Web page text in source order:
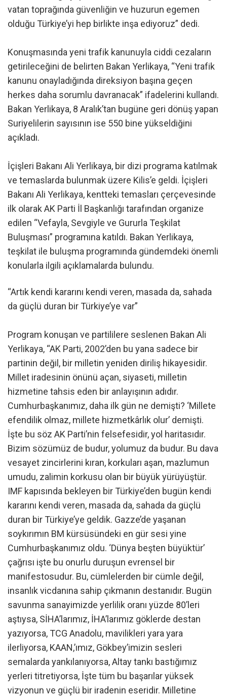
vatan toprağında güvenliğin ve huzurun egemen
olduğu Türkiye’yi hep birlikte inşa ediyoruz” dedi.
Konuşmasında yeni trafik kanunuyla ciddi cezaların
getirileceğini de belirten Bakan Yerlikaya, “Yeni trafik
kanunu onayladığında direksiyon başına geçen
herkes daha sorumlu davranacak” ifadelerini kullandı.
Bakan Yerlikaya, 8 Aralık’tan bugüne geri dönüş yapan
Suriyelilerin sayısının ise 550 bine yükseldiğini
açıkladı.
İçişleri Bakanı Ali Yerlikaya, bir dizi programa katılmak
ve temaslarda bulunmak üzere Kilis’e geldi. İçişleri
Bakanı Ali Yerlikaya, kentteki temasları çerçevesinde
ilk olarak AK Parti İl Başkanlığı tarafından organize
edilen “Vefayla, Sevgiyle ve Gururla Teşkilat
Buluşması” programına katıldı. Bakan Yerlikaya,
teşkilat ile buluşma programında gündemdeki önemli
konularla ilgili açıklamalarda bulundu.
“Artık kendi kararını kendi veren, masada da, sahada
da güçlü duran bir Türkiye’ye var”
Program konuşan ve partililere seslenen Bakan Ali
Yerlikaya, “AK Parti, 2002’den bu yana sadece bir
partinin değil, bir milletin yeniden diriliş hikayesidir.
Millet iradesinin önünü açan, siyaseti, milletin
hizmetine tahsis eden bir anlayışının adıdır.
Cumhurbaşkanımız, daha ilk gün ne demişti? ‘Millete
efendilik olmaz, millete hizmetkârlık olur’ demişti.
İşte bu söz AK Parti’nin felsefesidir, yol haritasıdır.
Bizim sözümüz de budur, yolumuz da budur. Bu dava
vesayet zincirlerini kıran, korkuları aşan, mazlumun
umudu, zalimin korkusu olan bir büyük yürüyüştür.
IMF kapısında bekleyen bir Türkiye’den bugün kendi
kararını kendi veren, masada da, sahada da güçlü
duran bir Türkiye’ye geldik. Gazze’de yaşanan
soykırımın BM kürsüsündeki en gür sesi yine
Cumhurbaşkanımız oldu. ‘Dünya beşten büyüktür’
çağrısı işte bu onurlu duruşun evrensel bir
manifestosudur. Bu, cümlelerden bir cümle değil,
insanlık vicdanına sahip çıkmanın destanıdır. Bugün
savunma sanayimizde yerlilik oranı yüzde 80’leri
aştıysa, SİHA’larımız, İHA’larımız göklerde destan
yazıyorsa, TCG Anadolu, mavilikleri yara yara
ilerliyorsa, KAAN,’ımız, Gökbey’imizin sesleri
semalarda yankılanıyorsa, Altay tankı bastığımız
yerleri titretiyorsa, İşte tüm bu başarılar yüksek
vizyonun ve güçlü bir iradenin eseridir. Milletine